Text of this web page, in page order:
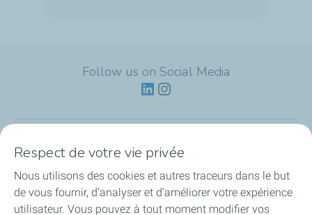
Follow us on Social Media
Lubrifiants
Actualités
Respect de votre vie privée
Nous utilisons des cookies et autres traceurs dans le but
de vous fournir, d’analyser et d’améliorer votre expérience
utilisateur. Vous pouvez à tout moment modifier vos